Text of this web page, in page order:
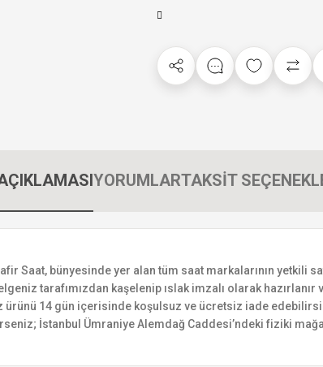
YORUMLARTAKSİT
Saat, bünyesinde yer alan tüm saat markalarının yetkili
tarafımızdan kaşelenip ıslak imzalı olarak
ürünü 14 gün içerisinde koşulsuz ve ücretsiz iade
İstanbul Ümraniye Alemdağ Caddesi’ndeki fiziki